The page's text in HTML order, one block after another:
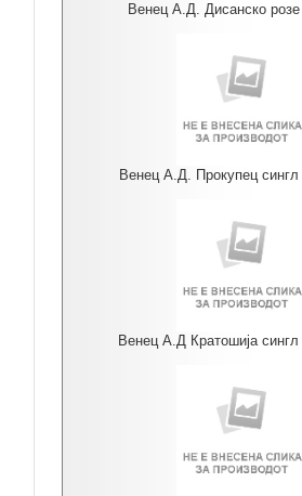
Венец А.Д. Дисанско
Венец А.Д. Прокупец сингл
Венец А.Д Кратошија сингл